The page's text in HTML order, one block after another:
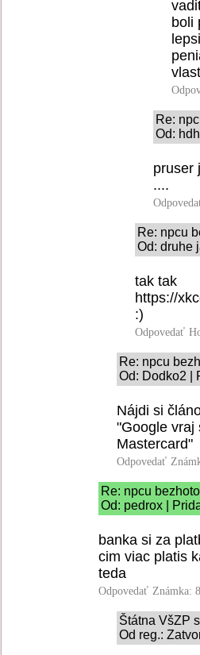
boli
Re:
Od:
pruser
....
Re: npcu
Od: druhe
tak tak
https://
:)
Odpovedať
Re: npcu
Od: Dodko2 |
Nájdi si
"Google vraj
Mastercard"
Odpovedať
Re: npcu
Od: pedrox |
banka si za
cim viac platis
teda
Odpovedať Známka:
Štátna VšZP
Od reg.: